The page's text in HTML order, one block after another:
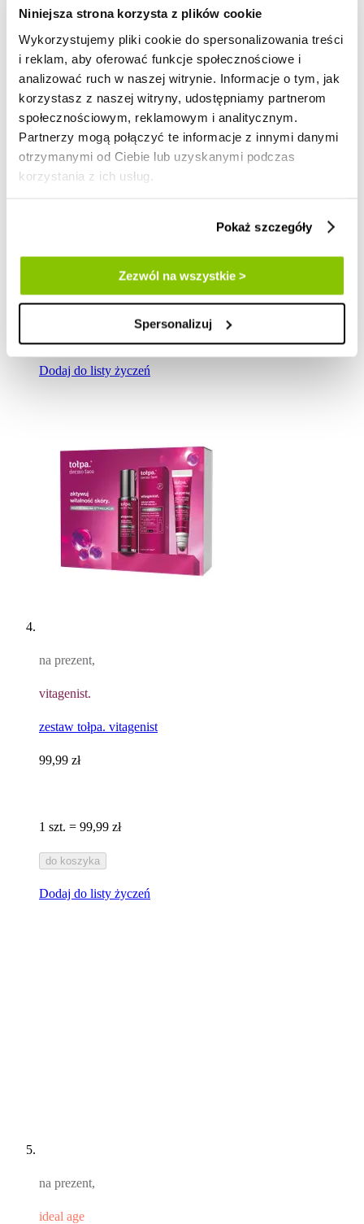
Niniejsza strona korzysta z plików cookie
Wykorzystujemy pliki cookie do spersonalizowania treści
i reklam, aby oferować funkcje społecznościowe i
analizować ruch w naszej witrynie. Informacje o tym, jak
korzystasz z naszej witryny, udostępniamy partnerom
społecznościowym, reklamowym i analitycznym.
Partnerzy mogą połączyć te informacje z innymi danymi
otrzymanymi od Ciebie lub uzyskanymi podczas
korzystania z ich usług.
Pokaż szczegóły
Zezwól na wszystkie >
Spersonalizuj
Nowość
dermo shots
439,99 zł
439,99 zł ⓘz 30 dni przed obniżką
1 szt. = 347,59 zł
Dodaj do listy życzeń
na prezent,
vitagenist.
zestaw tołpa. vitagenist
99,99 zł
1 szt. = 99,99 zł
do koszyka
Dodaj do listy życzeń
na prezent,
ideal age